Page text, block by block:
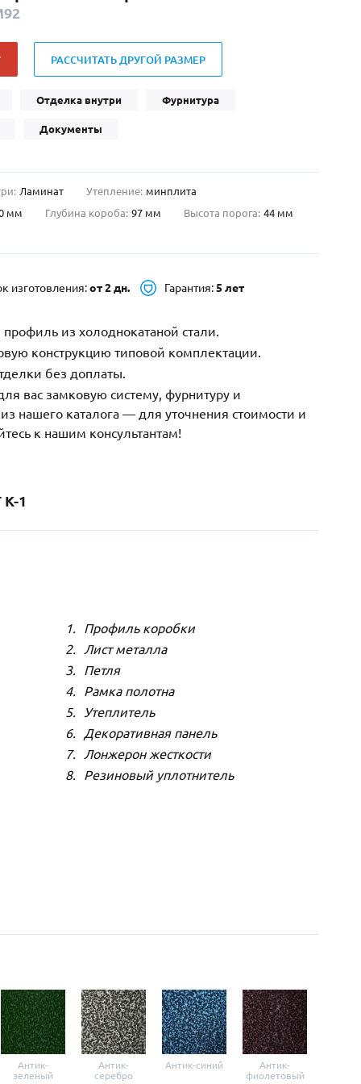
С фрамугой(265)
4-го класса защиты (499)
Полуторапольные
РАССЧИТАТЬ ДРУГОЙ РАЗМЕР
Отделка внутри Фурнитура
Документы
Ламинат Утепление: минплита
мм Глубина короба: 97 мм Высота порога: 44 мм
изготовления:от 2 дн. Гарантия:5 лет
из холоднокатаной стали.
конструкцию типовой комплектации.
без доплаты.
вас замковую систему, фурнитуру и
нашего каталога — для уточнения стоимости и
к нашим консультантам!
1
Профиль коробки
Лист металла
Петля
Рамка полотна
Утеплитель
Декоративная панель
Лонжерон жесткости
Резиновый уплотнитель
Антик-
зеленый
Антик-
серебро
Антик-синий
Антик-
фиолетовый